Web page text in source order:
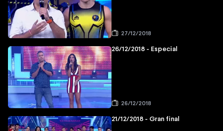
27/12/2018
26/12/2018 - Especial
26/12/2018
21/12/2018 - Gran final